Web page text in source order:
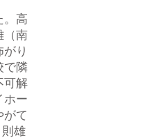
。高
（南
り
で隣
可解
ホー
がて
雄